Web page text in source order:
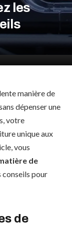
les
manière de
dépenser une
votre
unique aux
vous
de
conseils pour
de